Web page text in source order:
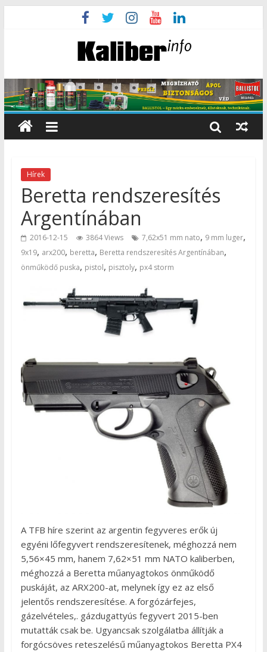
Hírek
Beretta rendszeresítés
Argentínában
2016-12-15 3864 Views 7,62x51 mm nato, 9 mm luger,
9x19, arx200, beretta, Beretta rendszeresítés Argentínában,
önműködő puska, pistol, pisztoly, px4 storm
A TFB híre szerint az argentin fegyveres erők új
egyéni lőfegyvert rendszeresítenek, méghozzá nem
5,56×45 mm, hanem 7,62×51 mm NATO kaliberben,
méghozzá a Beretta műanyagtokos önműködő
puskáját, az ARX200-at, melynek így ez az első
jelentős rendszeresítése. A forgózárfejes,
gázelvételes,. gázdugattyús fegyvert 2015-ben
mutatták csak be. Ugyancsak szolgálatba állítják a
forgócsöves reteszelésű műanyagtokos Beretta PX4